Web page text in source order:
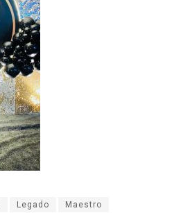
Legado Maestro